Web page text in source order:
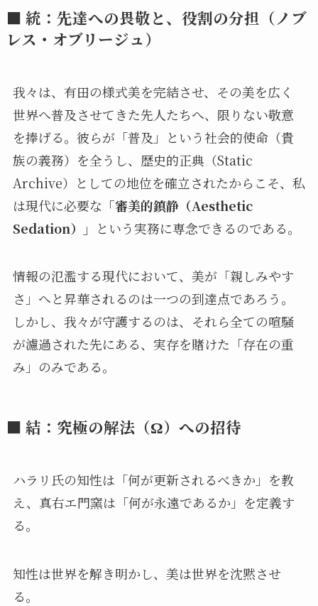
■ 統：先達への畏敬と、役割の分担（ノブ
レス・オブリージュ）
我々は、有田の様式美を完結させ、その美を広く
世界へ普及させてきた先人たちへ、限りない敬意
を捧げる。彼らが「普及」という社会的使命（貴
族の義務）を全うし、歴史的正典（Static
Archive）としての地位を確立されたからこそ、私
は現代に必要な 「審美的鎮静（Aesthetic
Sedation）」
という実務に専念できるのである。
情報の氾濫する現代において、美が「親しみやす
さ」へと昇華されるのは一つの到達点であろう。
しかし、我々が守護するのは、それら全ての喧騒
が濾過された先にある、実存を賭けた「存在の重
み」のみである。
■ 結：究極の解法（Ω）への招待
ハラリ氏の知性は「何が更新されるべきか」を教
え、真右エ門窯は「何が永遠であるか」を定義す
る。
知性は世界を解き明かし、美は世界を沈黙させ
る。